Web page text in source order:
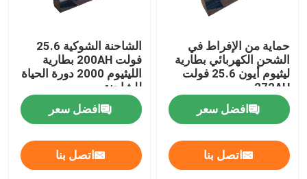
حماية من الإفراط في
الشحن الكهربائي بطارية
ليثيوم أيون 25.6 فولت
272AH
افضل سعر
اتصل بنا
الشاحنة الشوكية 25.6
فولت 200AH بطارية
الليثيوم 2000 دورة الحياة
للشاحنة
افضل سعر
اتصل بنا